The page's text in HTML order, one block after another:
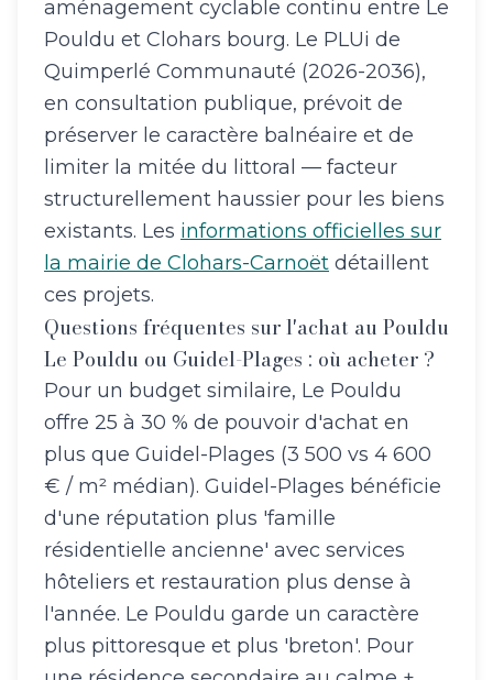
aménagement cyclable continu entre Le
Pouldu et Clohars bourg. Le PLUi de
Quimperlé Communauté (2026-2036),
en consultation publique, prévoit de
préserver le caractère balnéaire et de
limiter la mitée du littoral — facteur
structurellement haussier pour les biens
existants. Les informations officielles sur
la mairie de Clohars-Carnoët détaillent
ces projets.
Questions fréquentes sur l'achat au Pouldu
Le Pouldu ou Guidel-Plages : où acheter ?
Pour un budget similaire, Le Pouldu
offre 25 à 30 % de pouvoir d'achat en
plus que Guidel-Plages (3 500 vs 4 600
€ / m² médian). Guidel-Plages bénéficie
d'une réputation plus 'famille
résidentielle ancienne' avec services
hôteliers et restauration plus dense à
l'année. Le Pouldu garde un caractère
plus pittoresque et plus 'breton'. Pour